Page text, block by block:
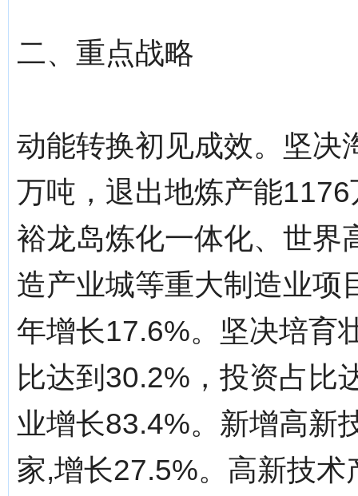
二、重点战略
动能转换初见成效。坚决
万吨，退出地炼产能
裕龙岛炼化一体化、世界
造产业城等重大制造业项
年增长17.6%。坚决培育
比达到30.2%，投资占比
业增长83.4%。新增高新
家,增长27.5%。高新技